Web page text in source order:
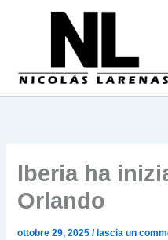
Iberia ha
Orlando
ottobre 29, 2025/ lascia un